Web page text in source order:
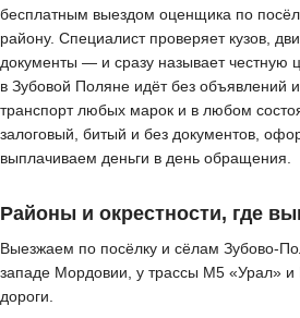
бесплатным выездом оценщика по
району. Специалист проверяет кузов,
документы — и сразу называет честную
в Зубовой Поляне идёт без объявлений
транспорт любых марок и в любом
залоговый, битый и без документов,
выплачиваем деньги в день обращения.
Районы и окрестности, где
Выезжаем по посёлку и сёлам Зубово-
западе Мордовии, у трассы М5 «Урал» и
дороги.